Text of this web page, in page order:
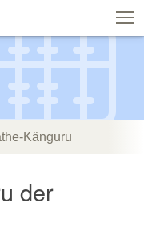
Termine
Känguru
der